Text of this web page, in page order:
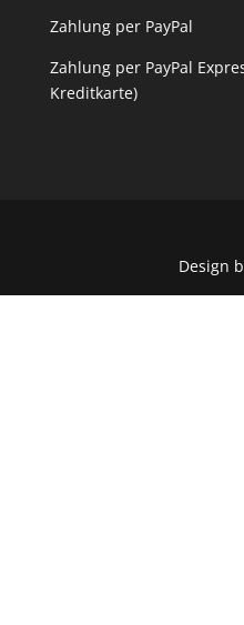
Zahlung per PayPal
Zahlung per PayPal
Kreditkarte)
Design